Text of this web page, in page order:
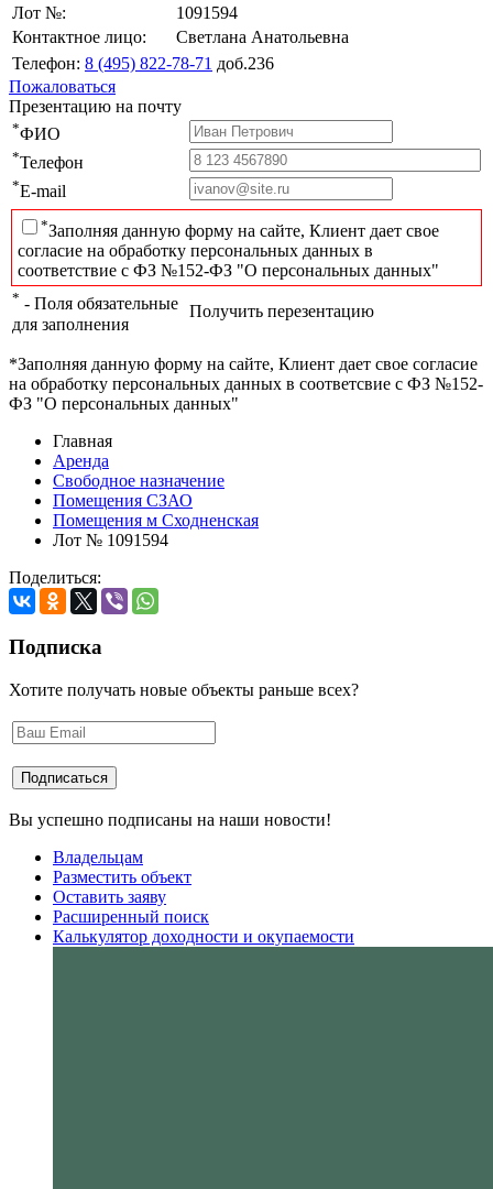
Лот №:
1091594
Контактное лицо:
Светлана Анатольевна
Телефон: 8 (495) 822-78-71 доб.236
Пожаловаться
Презентацию на почту
*ФИО
*Телефон
*E-mail
*Заполняя данную форму на сайте, Клиент дает свое
согласие на обработку персональных данных в
соответствие с ФЗ №152-ФЗ "О персональных данных"
* - Поля обязательные
для заполнения
Получить перезентацию
*Заполняя данную форму на сайте, Клиент дает свое согласие
на обработку персональных данных в соответсвие с ФЗ №152-
ФЗ "О персональных данных"
Главная
Аренда
Свободное назначение
Помещения СЗАО
Помещения м Сходненская
Лот № 1091594
Поделиться:
Подписка
Хотите получать новые объекты раньше всех?
Вы успешно подписаны на наши новости!
Владельцам
Разместить объект
Оставить заяву
Расширенный поиск
Калькулятор доходности и окупаемости